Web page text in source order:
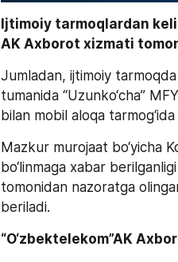
Ijtimoiy tarmoqlardan
AK Axborot xizmati
Jumladan, ijtimoiy tarmoqda
tumanida “Uzunko‘cha”
bilan mobil aloqa
Mazkur murojaat bo‘yicha
bo‘linmaga xabar
tomonidan nazoratga
beriladi.
“O‘zbektelekom”AK